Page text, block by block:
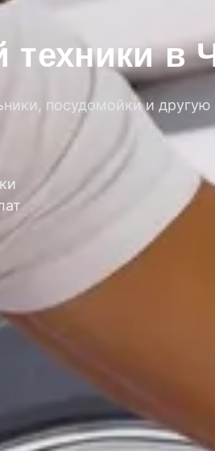
в
посудомойки и другую